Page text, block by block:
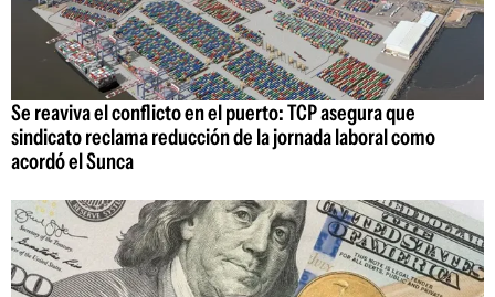
Se reaviva el conflicto en el puerto: TCP asegura que
sindicato reclama reducción de la jornada laboral como
acordó el Sunca